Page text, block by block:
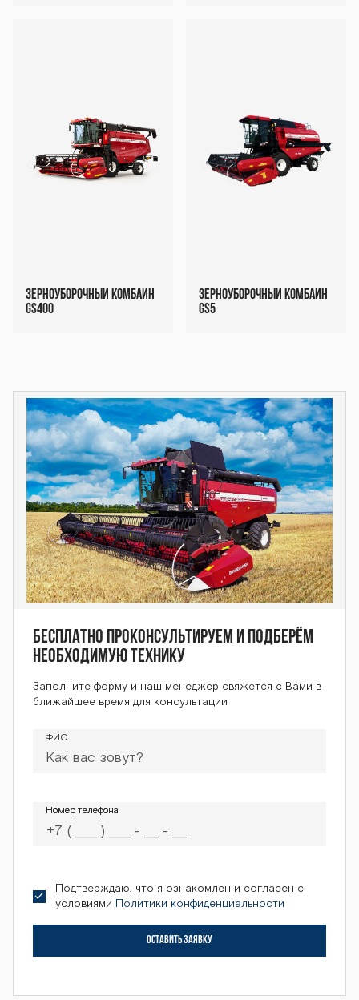
Зерноуборочный комбайн
GS400
Зерноуборочный комбайн
GS5
Бесплатно проконсультируем и подберём
необходимую технику
Заполните форму и наш менеджер свяжется с Вами в
ближайшее время для консультации
ФИО
Номер телефона
Номер телефона
Подтверждаю, что я ознакомлен и согласен с
условиями
Политики конфиденциальности
ОСТАВИТЬ ЗАЯВКУ